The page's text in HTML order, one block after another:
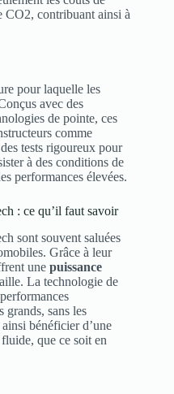
CO2, contribuant ainsi à
pour laquelle les
avec des
de pointe, ces
comme
tests rigoureux pour
à des conditions de
performances élevées.
: ce qu’il faut savoir
sont souvent saluées
Grâce à leur
une puissance
La technologie de
grands, sans les
bénéficier d’une
que ce soit en